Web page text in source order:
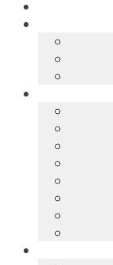
navigaci
obsahu
webu